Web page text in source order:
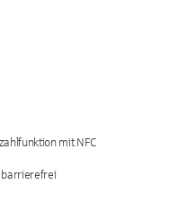
mit NFC
barrierefrei